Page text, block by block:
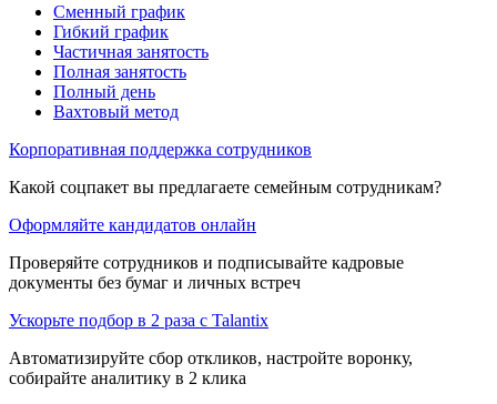
Сменный график
Гибкий график
Частичная занятость
Полная занятость
Полный день
Вахтовый метод
Корпоративная поддержка сотрудников
Какой соцпакет вы предлагаете семейным сотрудникам?
Оформляйте кандидатов онлайн
Проверяйте сотрудников и подписывайте кадровые
документы без бумаг и личных встреч
Ускорьте подбор в 2 раза с Talantix
Автоматизируйте сбор откликов, настройте воронку,
собирайте аналитику в 2 клика